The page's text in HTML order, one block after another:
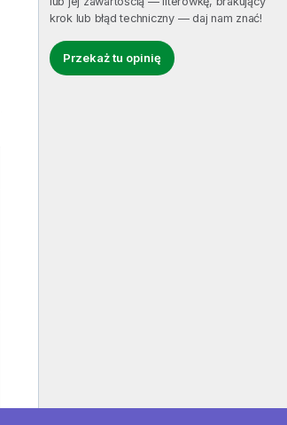
krok lub błąd techniczny — daj nam znać!
Przekaż tu opinię